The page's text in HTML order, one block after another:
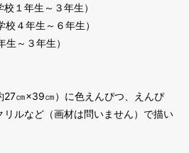
１年生～３年生）
４年生～６年生）
～３年生）
27㎝×39㎝）に色えんぴつ、えんぴ
ルなど（画材は問いません）で描い